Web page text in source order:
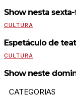
Show nesta
CULTURA
Espetáculo de
CULTURA
Show neste
CATEGORIAS